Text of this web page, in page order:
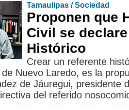
Tamaulipas / Sociedad
Proponen que
Civil se
Histórico
Crear un referente
de Nuevo Laredo, es la
de Jáuregui, presidente
del referido